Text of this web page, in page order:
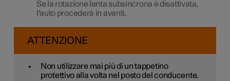
Se la rotazione lenta subsincrona è disattivata,
l'auto procederà in avanti.
ATTENZIONE
Non utilizzare mai più di un tappetino
protettivo alla volta nel posto del conducente.